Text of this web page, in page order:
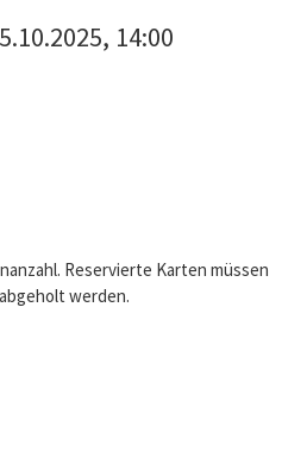
14:00
Reservierte Karten müssen
werden.